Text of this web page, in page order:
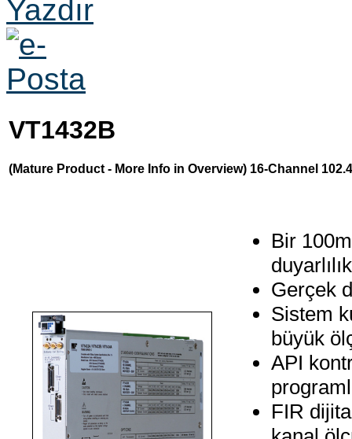
VT1432B
(Mature Product - More Info in Overview) 16-Channel
Bir
Gerçek
Sistem
büyük
API
FIR